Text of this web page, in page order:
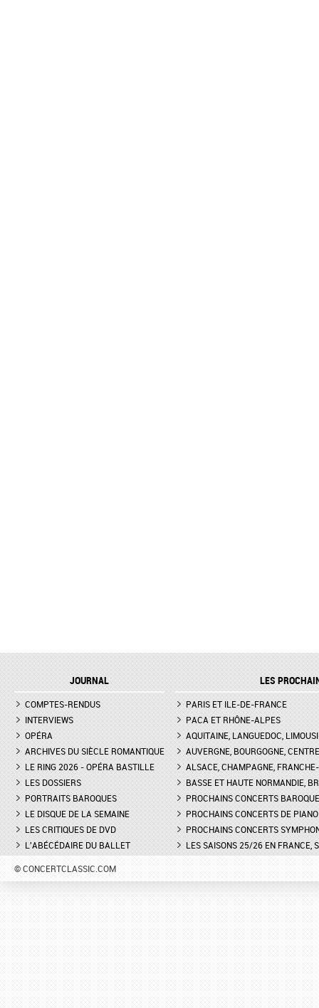
JOURNAL
COMPTES-RENDUS
INTERVIEWS
OPÉRA
ARCHIVES DU SIÈCLE ROMANTIQUE
LE RING 2026 - OPÉRA BASTILLE
LES DOSSIERS
PORTRAITS BAROQUES
LE DISQUE DE LA SEMAINE
LES CRITIQUES DE DVD
L'ABÉCÉDAIRE DU BALLET
LES
PARIS ET ILE-DE-FRANCE
PACA ET RHÔNE-ALPES
AQUITAINE, LANGUEDOC,
AUVERGNE, BOURGOGNE, CENTRE
ALSACE, CHAMPAGNE,
BASSE ET HAUTE NORMANDIE,
PROCHAINS CONCERTS
PROCHAINS CONCERTS DE PIANO
PROCHAINS CONCERTS
LES SAISONS 25/26 EN FRANCE,
© CONCERTCLASSIC.COM